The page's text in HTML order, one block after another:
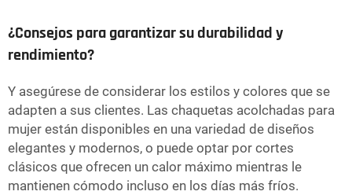
¿Consejos para garantizar su durabilidad y
rendimiento?
Y asegúrese de considerar los estilos y colores que se
adapten a sus clientes. Las chaquetas acolchadas para
mujer están disponibles en una variedad de diseños
elegantes y modernos, o puede optar por cortes
clásicos que ofrecen un calor máximo mientras le
mantienen cómodo incluso en los días más fríos.